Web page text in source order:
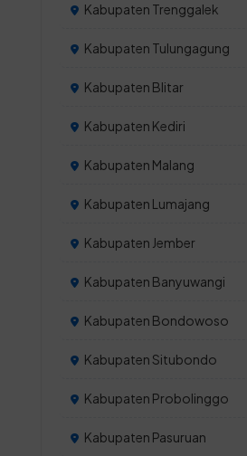
Kabupaten Trenggalek
Kabupaten Tulungagung
Kabupaten Blitar
Kabupaten Kediri
Kabupaten Malang
Kabupaten Lumajang
Kabupaten Jember
Kabupaten Banyuwangi
Kabupaten Bondowoso
Kabupaten Situbondo
Kabupaten Probolinggo
Kabupaten Pasuruan